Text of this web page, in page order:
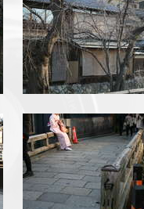
img_6576.jpg